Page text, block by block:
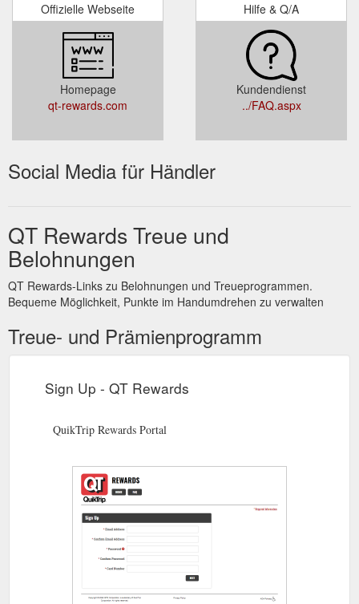
Offizielle Webseite
Homepage
qt-rewards.com
Hilfe & Q/A
Kundendienst
../FAQ.aspx
Social Media für Händler
QT Rewards Treue und
Belohnungen
QT Rewards-Links zu Belohnungen und Treueprogrammen.
Bequeme Möglichkeit, Punkte im Handumdrehen zu verwalten
Treue- und Prämienprogramm
Sign Up - QT Rewards
QuikTrip Rewards Portal